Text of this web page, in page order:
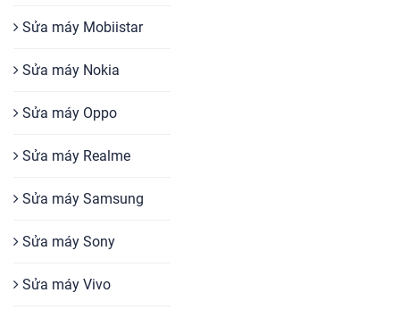
Sửa máy Mobiistar
Sửa máy Nokia
Sửa máy Oppo
Sửa máy Realme
Sửa máy Samsung
Sửa máy Sony
Sửa máy Vivo